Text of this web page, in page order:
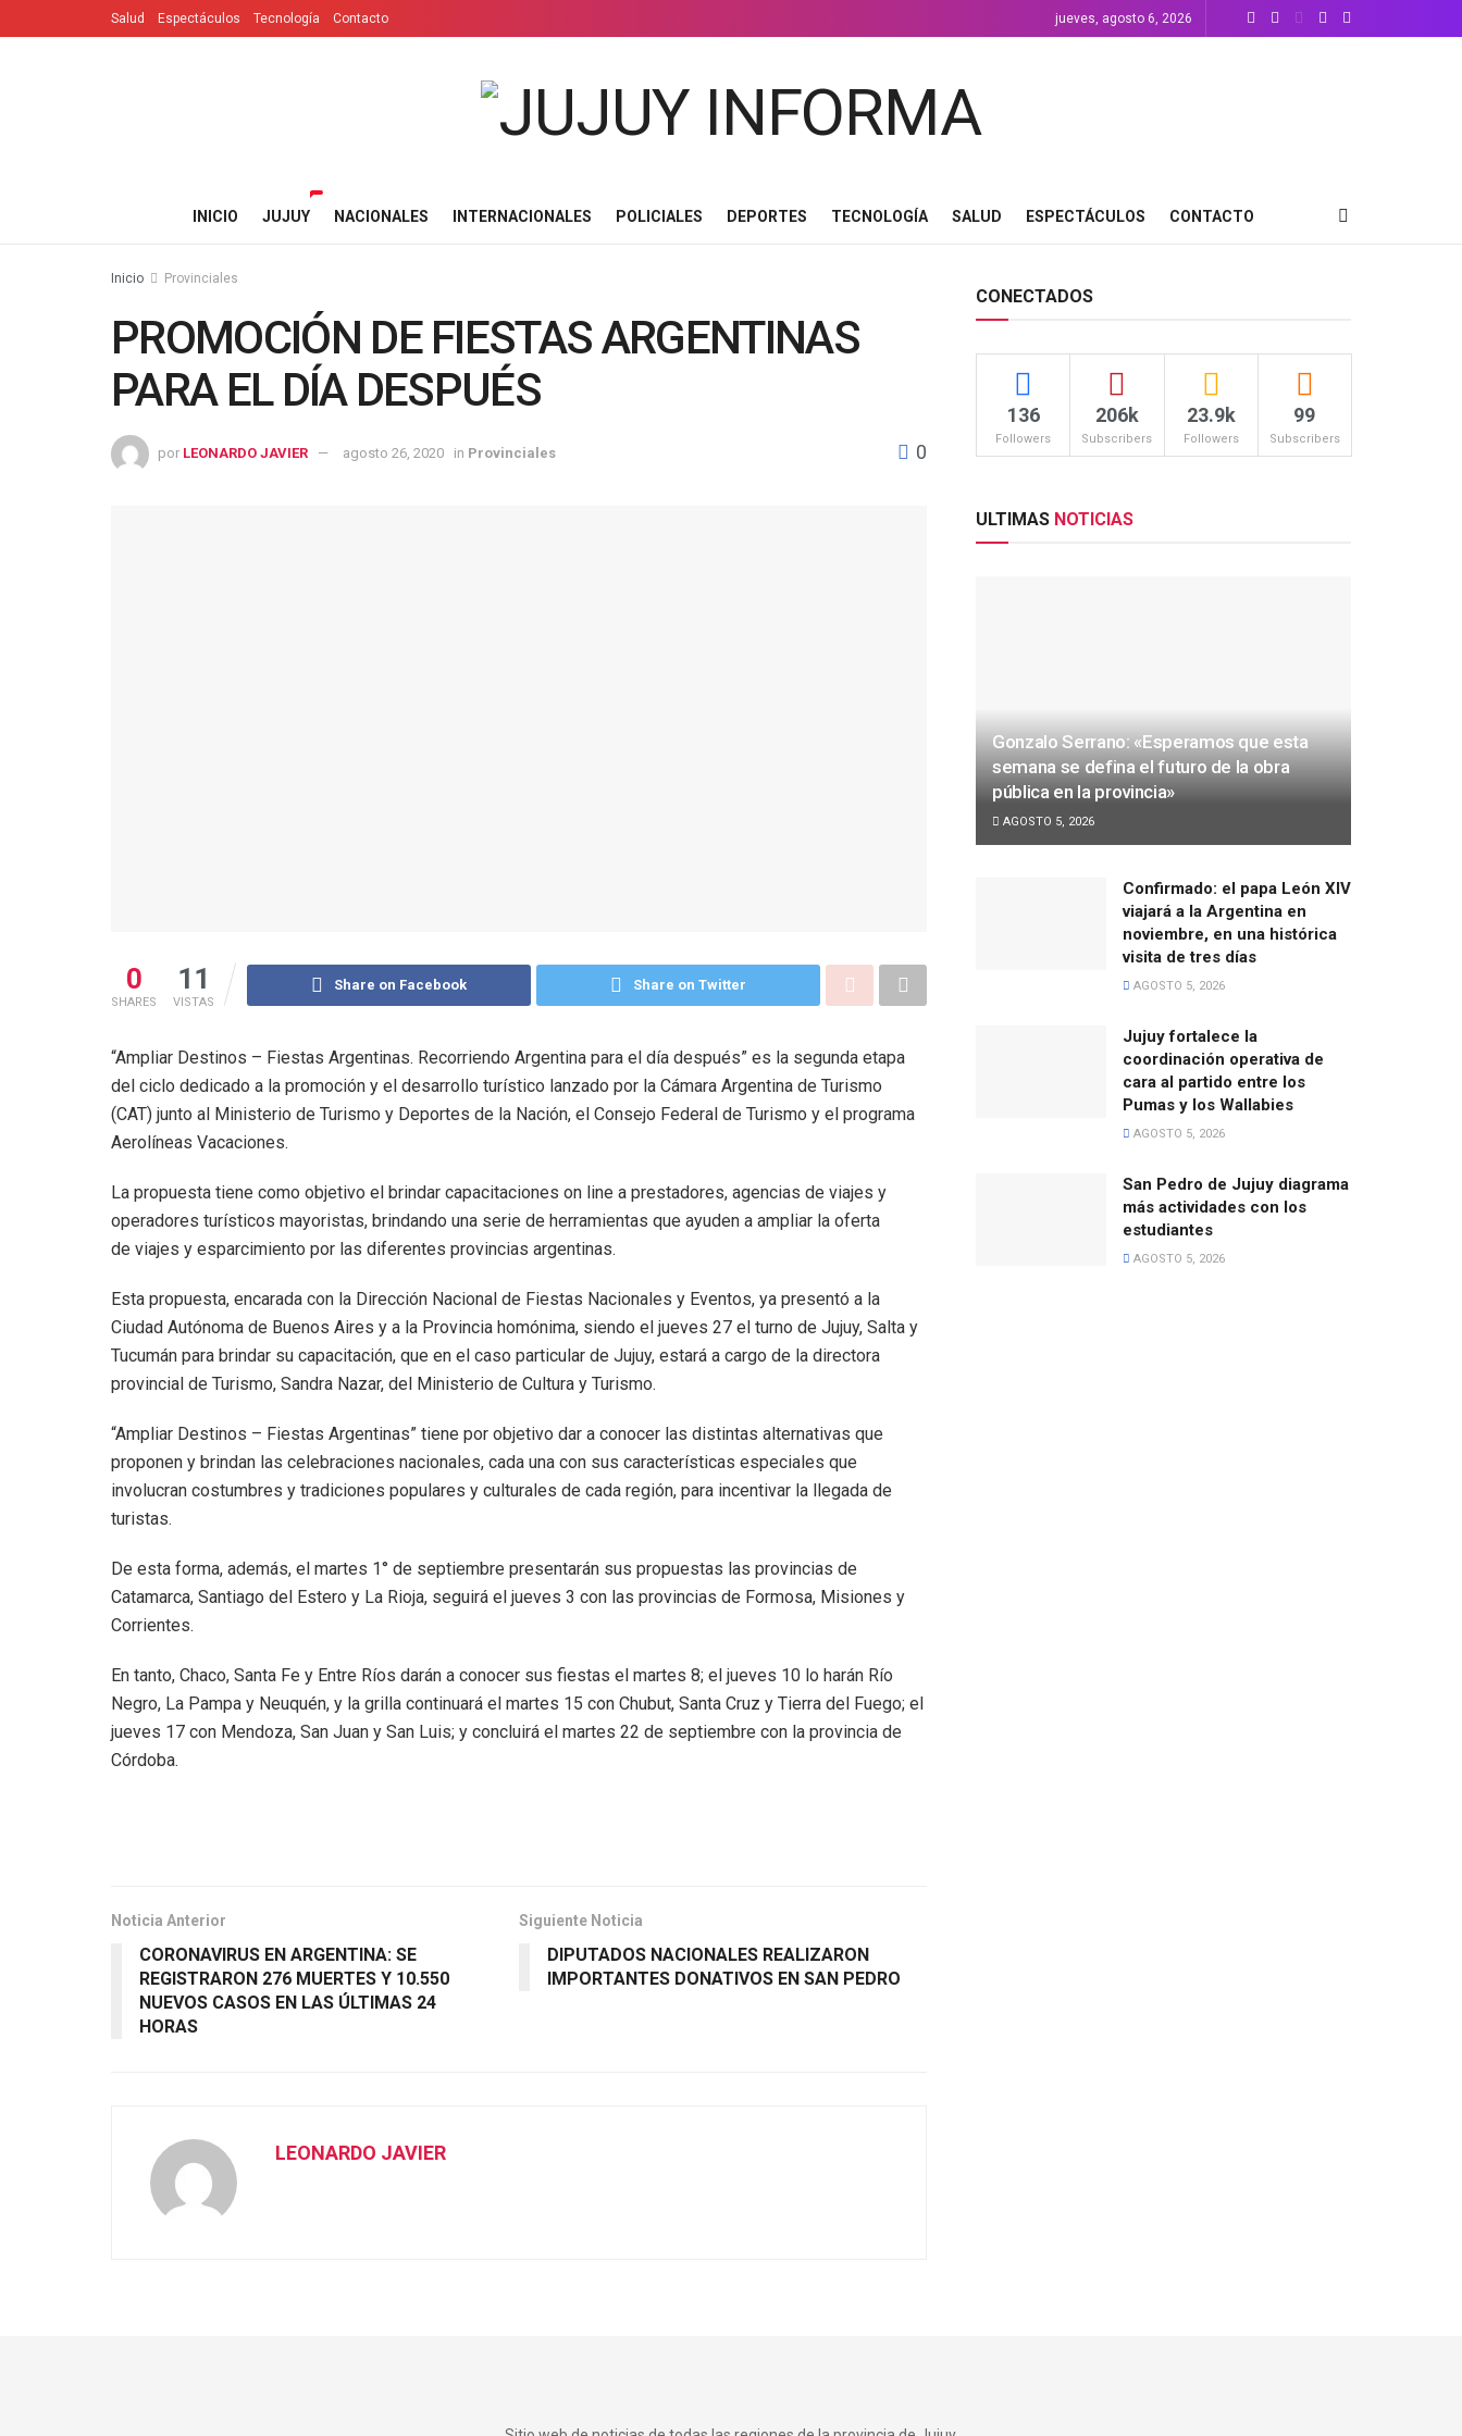
Salud Espectáculos Tecnología Contacto jueves, agosto 6, 2026
INICIO JUJUY NACIONALES INTERNACIONALES POLICIALES DEPORTES TECNOLOGÍA SALUD ESPECTÁCULOS CONTACTO
Inicio Provinciales
PROMOCIÓN DE FIESTAS ARGENTINAS
PARA EL DÍA DESPUÉS
por LEONARDO JAVIER agosto 26, 2020 in Provinciales 0
0
SHARES
11
VISTAS
Share on Facebook Share on Twitter
“Ampliar Destinos – Fiestas Argentinas. Recorriendo Argentina para el día después” es la segunda etapa
del ciclo dedicado a la promoción y el desarrollo turístico lanzado por la Cámara Argentina de Turismo
(CAT) junto al Ministerio de Turismo y Deportes de la Nación, el Consejo Federal de Turismo y el programa
Aerolíneas Vacaciones.
La propuesta tiene como objetivo el brindar capacitaciones on line a prestadores, agencias de viajes y
operadores turísticos mayoristas, brindando una serie de herramientas que ayuden a ampliar la oferta
de viajes y esparcimiento por las diferentes provincias argentinas.
Esta propuesta, encarada con la Dirección Nacional de Fiestas Nacionales y Eventos, ya presentó a la
Ciudad Autónoma de Buenos Aires y a la Provincia homónima, siendo el jueves 27 el turno de Jujuy, Salta y
Tucumán para brindar su capacitación, que en el caso particular de Jujuy, estará a cargo de la directora
provincial de Turismo, Sandra Nazar, del Ministerio de Cultura y Turismo.
“Ampliar Destinos – Fiestas Argentinas” tiene por objetivo dar a conocer las distintas alternativas que
proponen y brindan las celebraciones nacionales, cada una con sus características especiales que
involucran costumbres y tradiciones populares y culturales de cada región, para incentivar la llegada de
turistas.
De esta forma, además, el martes 1° de septiembre presentarán sus propuestas las provincias de
Catamarca, Santiago del Estero y La Rioja, seguirá el jueves 3 con las provincias de Formosa, Misiones y
Corrientes.
En tanto, Chaco, Santa Fe y Entre Ríos darán a conocer sus fiestas el martes 8; el jueves 10 lo harán Río
Negro, La Pampa y Neuquén, y la grilla continuará el martes 15 con Chubut, Santa Cruz y Tierra del Fuego; el
jueves 17 con Mendoza, San Juan y San Luis; y concluirá el martes 22 de septiembre con la provincia de
Córdoba.
Noticia Anterior
CORONAVIRUS EN ARGENTINA: SE
REGISTRARON 276 MUERTES Y 10.550
NUEVOS CASOS EN LAS ÚLTIMAS 24
HORAS
Siguiente Noticia
DIPUTADOS NACIONALES REALIZARON
IMPORTANTES DONATIVOS EN SAN PEDRO
LEONARDO JAVIER
CONECTADOS
136
Followers
206k
Subscribers
23.9k
Followers
99
Subscribers
ULTIMAS NOTICIAS
Gonzalo Serrano: «Esperamos que esta
semana se defina el futuro de la obra
pública en la provincia»
AGOSTO 5, 2026
Confirmado: el papa León XIV
viajará a la Argentina en
noviembre, en una histórica
visita de tres días
AGOSTO 5, 2026
Jujuy fortalece la
coordinación operativa de
cara al partido entre los
Pumas y los Wallabies
AGOSTO 5, 2026
San Pedro de Jujuy diagrama
más actividades con los
estudiantes
AGOSTO 5, 2026